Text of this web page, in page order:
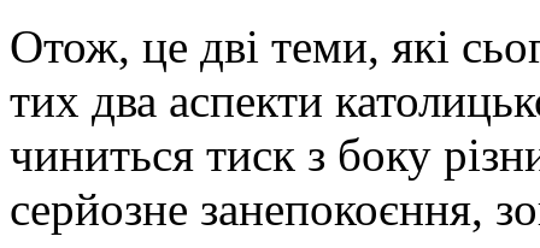
Отож, це дві теми, які
тих два аспекти
чиниться тиск з боку
серйозне занепокоєння,